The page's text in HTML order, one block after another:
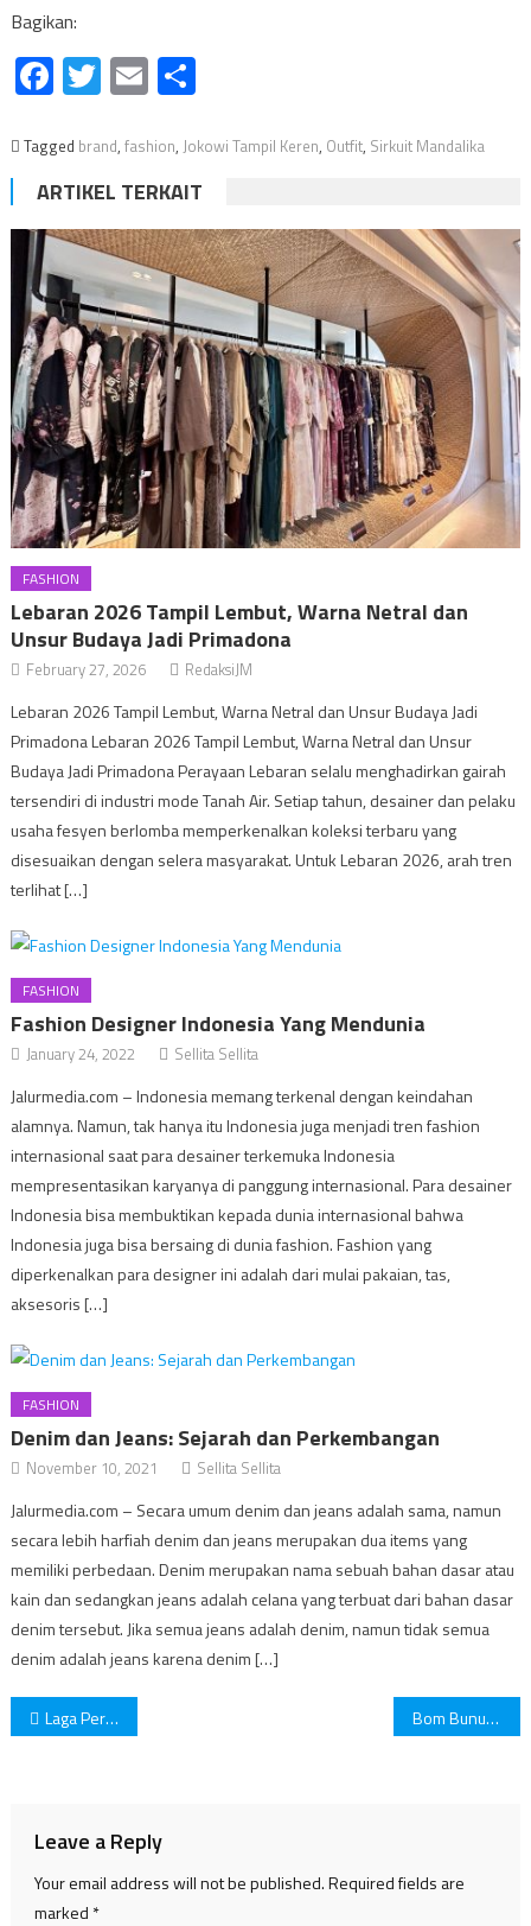
Bagikan:
Facebook
Twitter
EmailShare
Tagged brand, fashion, Jokowi Tampil Keren, Outfit, Sirkuit Mandalika
ARTIKEL TERKAIT
FASHION
Lebaran 2026 Tampil Lembut, Warna Netral dan
Unsur Budaya Jadi Primadona
February 27, 2026 RedaksiJM
Lebaran 2026 Tampil Lembut, Warna Netral dan Unsur Budaya Jadi
Primadona Lebaran 2026 Tampil Lembut, Warna Netral dan Unsur
Budaya Jadi Primadona Perayaan Lebaran selalu menghadirkan gairah
tersendiri di industri mode Tanah Air. Setiap tahun, desainer dan pelaku
usaha fesyen berlomba memperkenalkan koleksi terbaru yang
disesuaikan dengan selera masyarakat. Untuk Lebaran 2026, arah tren
terlihat […]
FASHION
Fashion Designer Indonesia Yang Mendunia
January 24, 2022 Sellita Sellita
Jalurmedia.com – Indonesia memang terkenal dengan keindahan
alamnya. Namun, tak hanya itu Indonesia juga menjadi tren fashion
internasional saat para desainer terkemuka Indonesia
mempresentasikan karyanya di panggung internasional. Para desainer
Indonesia bisa membuktikan kepada dunia internasional bahwa
Indonesia juga bisa bersaing di dunia fashion. Fashion yang
diperkenalkan para designer ini adalah dari mulai pakaian, tas,
aksesoris […]
FASHION
Denim dan Jeans: Sejarah dan Perkembangan
November 10, 2021 Sellita Sellita
Jalurmedia.com – Secara umum denim dan jeans adalah sama, namun
secara lebih harfiah denim dan jeans merupakan dua items yang
memiliki perbedaan. Denim merupakan nama sebuah bahan dasar atau
kain dan sedangkan jeans adalah celana yang terbuat dari bahan dasar
denim tersebut. Jika semua jeans adalah denim, namun tidak semua
denim adalah jeans karena denim […]
Post
Laga Persahabatan Indonesia vs Afghanistan Bom Bunuh Diri di Uganda. ISIS Klaim Dilakukan Oleh Anggota Mereka.
Leave a Reply
Your email address will not be published.Required fields are
marked *